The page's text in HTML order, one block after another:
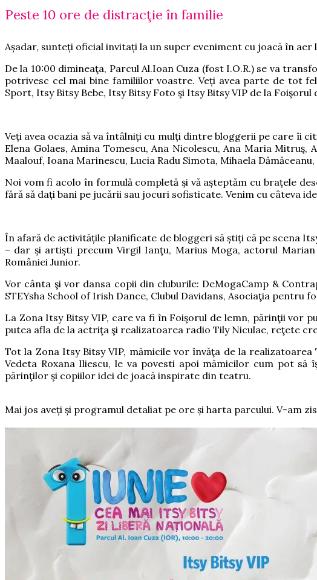
Peste 10 ore de distracţie în familie
Așadar, sunteți oficial invitați la un super eveniment cu joacă în
De la 10:00 dimineaţa, Parcul Al.Ioan Cuza (fost I.O.R.) se va
potrivesc cel mai bine familiilor voastre. Veți avea parte de tot
Sport, Itsy Bitsy Bebe, Itsy Bitsy Foto şi Itsy Bitsy VIP de la Foişorul
Veți avea ocazia să va întâlniți cu mulți dintre bloggerii pe care îi
Elena Golaes, Amina Tomescu, Ana Nicolescu, Ana Maria
Maalouf, Ioana Marinescu, Lucia Radu Simota, Mihaela
Noi vom fi acolo în formulă completă și vă așteptăm cu brațele
fără să dați bani pe jucării sau jocuri sofisticate. Venim cu câteva
În afară de activitățile planificate de bloggeri să știți că pe scena
– dar și artiști precum Virgil Ianţu, Marius Moga, actorul Marian
României Junior.
Vor cânta şi vor dansa copii din cluburile: DeMogaCamp &
STEYsha School of Irish Dance, Clubul Davidans, Asociaţia pentru
La Zona Itsy Bitsy VIP, care va fi în Foişorul de lemn, părinţii vor
putea afla de la actriţa şi realizatoarea radio Tily Niculae, reţete
Tot la Zona Itsy Bitsy VIP, mămicile vor învăţa de la
Vedeta Roxana Iliescu, le va povesti apoi mămicilor cum pot
părinţilor şi copiilor idei de joacă inspirate din teatru.
Mai jos aveți și programul detaliat pe ore și harta parcului. V-am